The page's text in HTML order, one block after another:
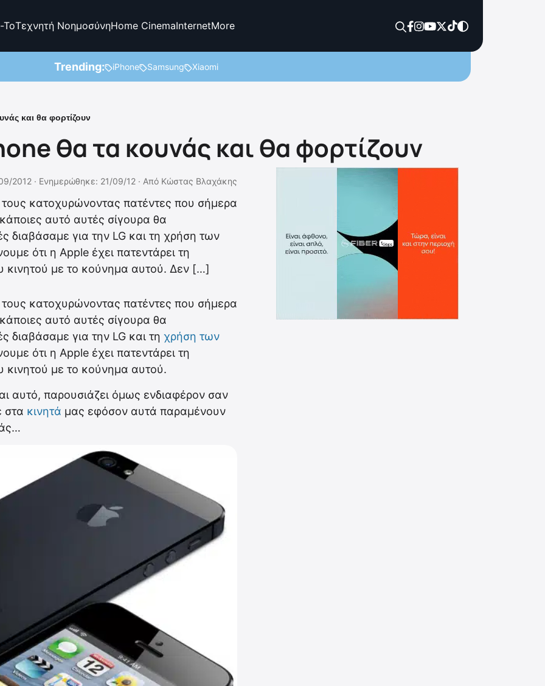
ToΤεχνητή ΝοημοσύνηHome CinemaInternetMore
Trending: iPhone Samsung Xiaomi
και θα φορτίζουν
θα τα κουνάς και θα φορτίζουν
2012 · Ενημερώθηκε: 21/09/12 · Από Κώστας Βλαχάκης
τους κατοχυρώνοντας πατέντες που σήμερα
αυτό αυτές σίγουρα θα
διαβάσαμε για την LG και τη χρήση των
ότι η Apple έχει πατεντάρει τη
κινητού με το κούνημα αυτού. Δεν […]
τους κατοχυρώνοντας πατέντες που σήμερα
αυτό αυτές σίγουρα θα
διαβάσαμε για την LG και τη χρήση των
ότι η Apple έχει πατεντάρει τη
κινητού με το κούνημα αυτού.
αυτό, παρουσιάζει όμως ενδιαφέρον σαν
στα κινητά μας εφόσον αυτά παραμένουν